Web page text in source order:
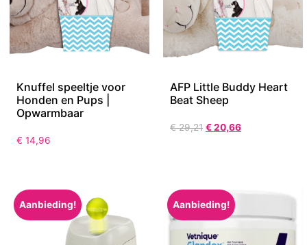
Knuffel speeltje voor
Honden en Pups |
Opwarmbaar
€ 14,96
AFP Little Buddy Heart
Beat Sheep
€29,21 €20,66
Aanbieding! Aanbieding!